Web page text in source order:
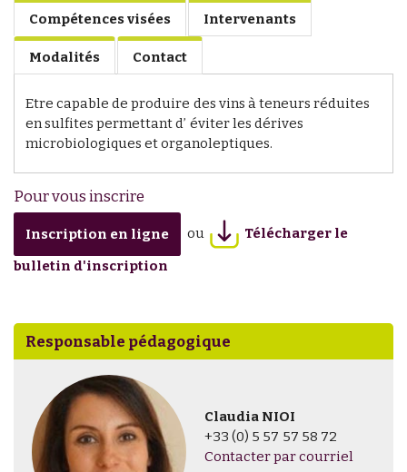
Compétences visées Intervenants
Modalités Contact
Etre capable de produire des vins à teneurs réduites
en sulfites permettant d’ éviter les dérives
microbiologiques et organoleptiques.
Pour vous inscrire
Inscription en ligne ou Télécharger le
bulletin d'inscription
Responsable pédagogique
Claudia NIOI
+33 (0) 5 57 57 58 72
Contacter par courriel